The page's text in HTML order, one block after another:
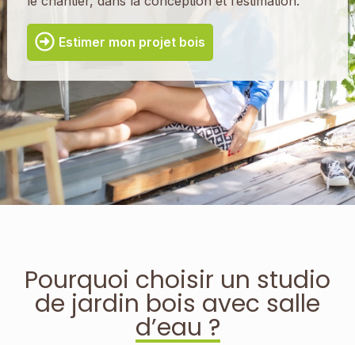
Estimer mon projet bois
Pourquoi choisir un studio
de jardin bois avec salle
d’eau ?